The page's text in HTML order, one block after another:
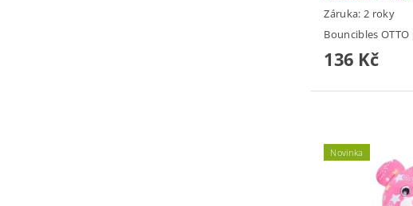
Záruka: 2 roky
Bouncibles
136 Kč
Novinka